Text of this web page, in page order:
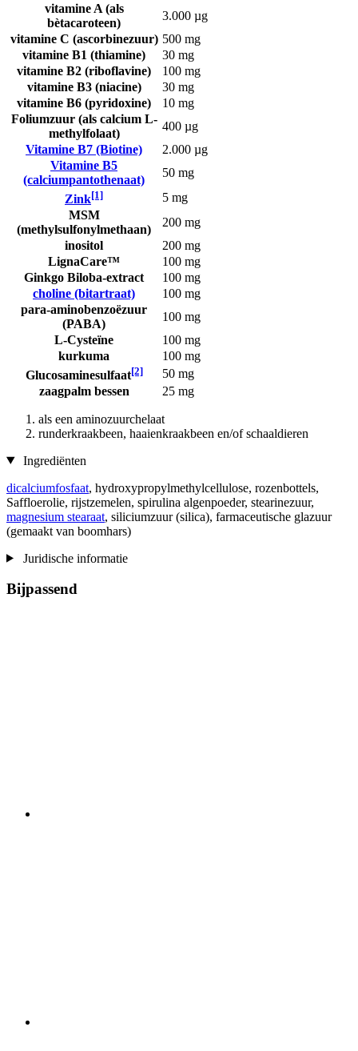
vitamine A (als
bètacaroteen)
3.000 µg
vitamine C (ascorbinezuur) 500 mg
vitamine B1 (thiamine)
30 mg
vitamine B2 (riboflavine)
100 mg
vitamine B3 (niacine)
30 mg
vitamine B6 (pyridoxine)
10 mg
Foliumzuur (als calcium L-
methylfolaat)
400 µg
Vitamine B7 (Biotine)
2.000 µg
Vitamine B5
(calciumpantothenaat)
50 mg
Zink[1]
5 mg
MSM
(methylsulfonylmethaan)
200 mg
inositol
200 mg
LignaCare™
100 mg
Ginkgo Biloba-extract
100 mg
choline (bitartraat)
100 mg
para-aminobenzoëzuur
(PABA)
100 mg
L-Cysteïne
100 mg
kurkuma
100 mg
Glucosaminesulfaat[2]
50 mg
zaagpalm bessen
25 mg
als een aminozuurchelaat
runderkraakbeen, haaienkraakbeen en/of schaaldieren
Ingrediënten
dicalciumfosfaat, hydroxypropylmethylcellulose, rozenbottels,
Saffloerolie, rijstzemelen, spirulina algenpoeder, stearinezuur,
magnesium stearaat, siliciumzuur (silica), farmaceutische glazuur
(gemaakt van boomhars)
Juridische informatie
Bijpassend